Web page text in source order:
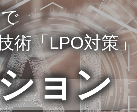
術「LPO対策」
ョン